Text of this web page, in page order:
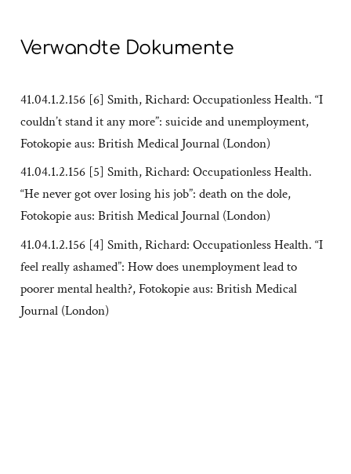
Verwandte Dokumente
41.04.1.2.156 [6] Smith, Richard: Occupationless Health. “I
couldn’t stand it any more”: suicide and unemployment,
Fotokopie aus: British Medical Journal (London)
41.04.1.2.156 [5] Smith, Richard: Occupationless Health.
“He never got over losing his job”: death on the dole,
Fotokopie aus: British Medical Journal (London)
41.04.1.2.156 [4] Smith, Richard: Occupationless Health. “I
feel really ashamed”: How does unemployment lead to
poorer mental health?, Fotokopie aus: British Medical
Journal (London)